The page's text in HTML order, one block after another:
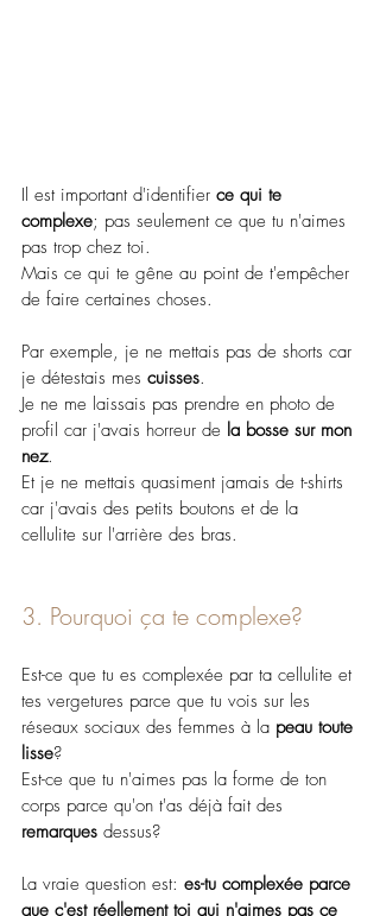
Il est important d'identifier ce qui te
complexe; pas seulement ce que tu n'aimes
pas trop chez toi.
Mais ce qui te gêne au point de t'empêcher
de faire certaines choses.
Par exemple, je ne mettais pas de shorts car
je détestais mes cuisses.
Je ne me laissais pas prendre en photo de
profil car j'avais horreur de la bosse sur mon
nez.
Et je ne mettais quasiment jamais de t-shirts
car j'avais des petits boutons et de la
cellulite sur l'arrière des bras.
3. Pourquoi ça te complexe?
Est-ce que tu es complexée par ta cellulite et
tes vergetures parce que tu vois sur les
réseaux sociaux des femmes à la peau toute
lisse?
Est-ce que tu n'aimes pas la forme de ton
corps parce qu'on t'as déjà fait des
remarques dessus?
La vraie question est: es-tu complexée parce
que c'est réellement toi qui n'aimes pas ce